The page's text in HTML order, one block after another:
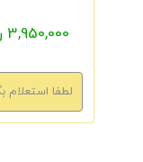
3,950,000 ریال